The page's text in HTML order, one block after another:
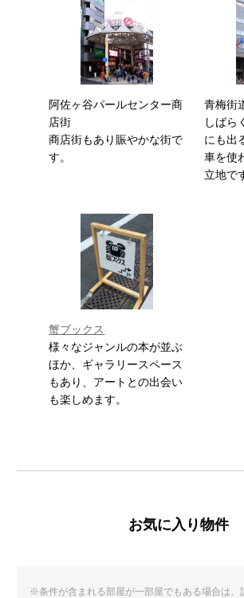
阿佐ヶ谷パールセンター商
店街
商店街もあり賑やかな街で
す。
青梅街
しばら
にも出
車を使
立地で
蟹ブックス
様々なジャンルの本が並ぶ
ほか、ギャラリースペース
もあり、アートとの出会い
も楽しめます。
お気に入り物件
※条件が含まれる部屋が一部屋でもある場合は、